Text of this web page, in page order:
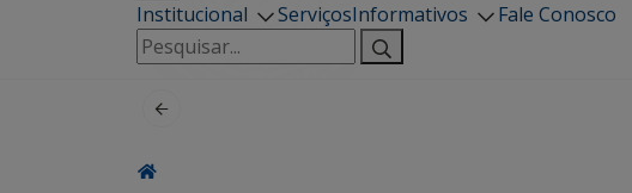
Institucional ServiçosInformativos
Fale Conosco
Pesquisar
por: